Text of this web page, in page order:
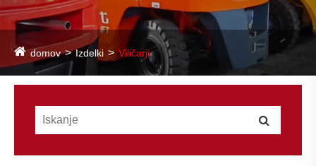
domov Izdelki Viličarji